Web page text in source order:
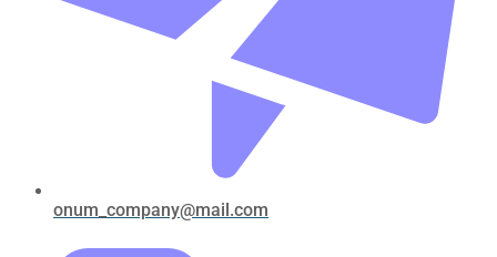
onum_company@mail.com